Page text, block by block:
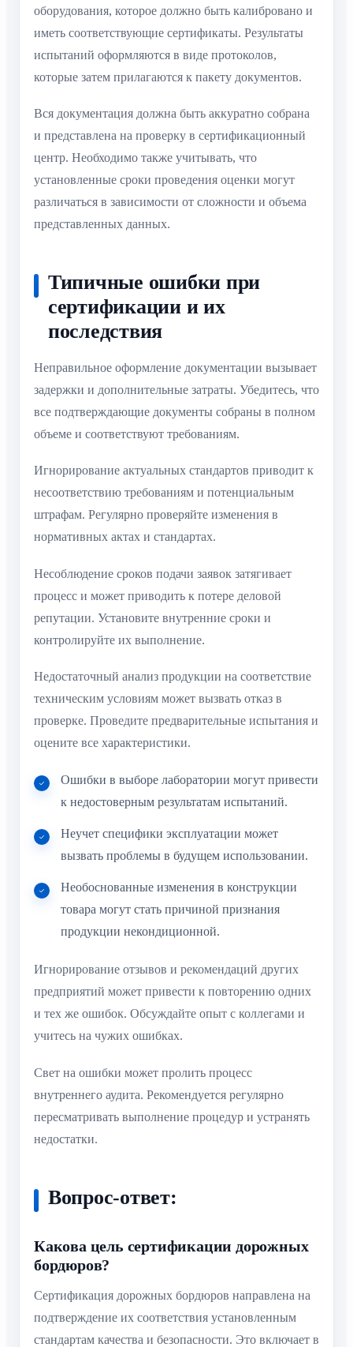
оборудования, которое должно быть калибровано и
иметь соответствующие сертификаты. Результаты
испытаний оформляются в виде протоколов,
которые затем прилагаются к пакету документов.
Вся документация должна быть аккуратно собрана
и представлена на проверку в сертификационный
центр. Необходимо также учитывать, что
установленные сроки проведения оценки могут
различаться в зависимости от сложности и объема
представленных данных.
Типичные ошибки при
сертификации и их
последствия
Неправильное оформление документации вызывает
задержки и дополнительные затраты. Убедитесь, что
все подтверждающие документы собраны в полном
объеме и соответствуют требованиям.
Игнорирование актуальных стандартов приводит к
несоответствию требованиям и потенциальным
штрафам. Регулярно проверяйте изменения в
нормативных актах и стандартах.
Несоблюдение сроков подачи заявок затягивает
процесс и может приводить к потере деловой
репутации. Установите внутренние сроки и
контролируйте их выполнение.
Недостаточный анализ продукции на соответствие
техническим условиям может вызвать отказ в
проверке. Проведите предварительные испытания и
оцените все характеристики.
Ошибки в выборе лаборатории могут привести
к недостоверным результатам испытаний.
Неучет специфики эксплуатации может
вызвать проблемы в будущем использовании.
Необоснованные изменения в конструкции
товара могут стать причиной признания
продукции некондиционной.
Игнорирование отзывов и рекомендаций других
предприятий может привести к повторению одних
и тех же ошибок. Обсуждайте опыт с коллегами и
учитесь на чужих ошибках.
Свет на ошибки может пролить процесс
внутреннего аудита. Рекомендуется регулярно
пересматривать выполнение процедур и устранять
недостатки.
Вопрос-ответ:
Какова цель сертификации дорожных
бордюров?
Сертификация дорожных бордюров направлена на
подтверждение их соответствия установленным
стандартам качества и безопасности. Это включает в